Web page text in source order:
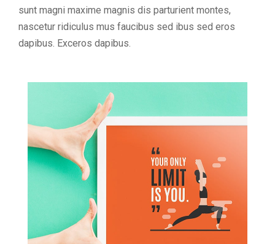
sunt magni maxime magnis dis parturient montes,
nascetur ridiculus mus faucibus sed ibus sed eros
dapibus. Exceros dapibus.